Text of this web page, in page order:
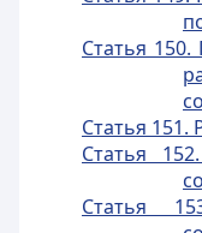
Статья
Статья 151.
Статья
Статья